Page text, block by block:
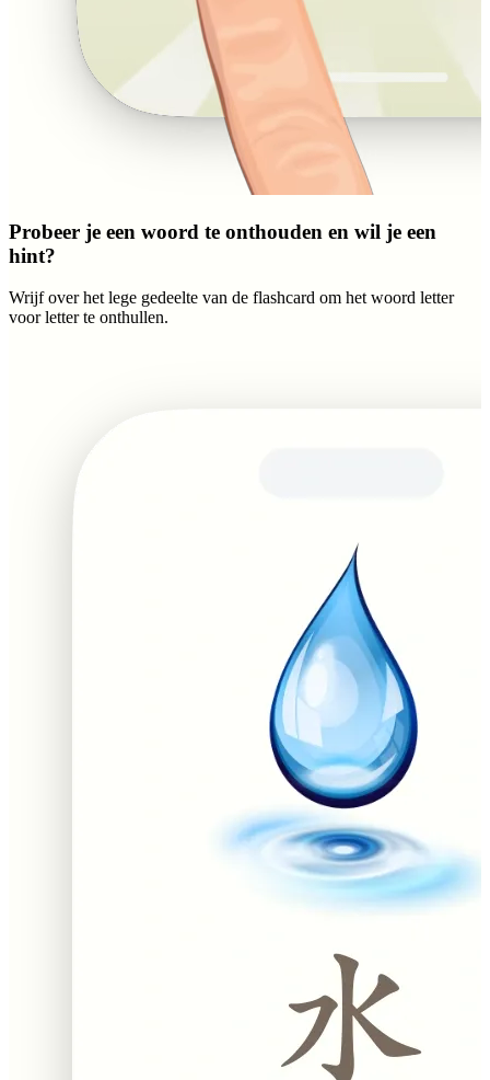
Probeer je een woord te onthouden en wil je een
hint?
Wrijf over het lege gedeelte van de flashcard om het woord letter
voor letter te onthullen.